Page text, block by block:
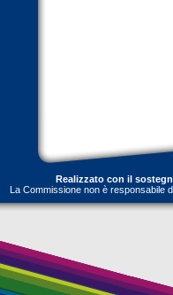
Realizzato con il
La Commissione non è responsabile